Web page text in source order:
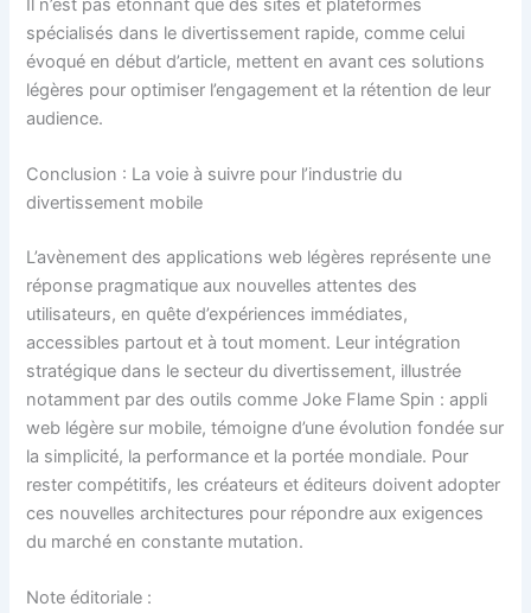
Il n’est pas étonnant que des sites et plateformes
spécialisés dans le divertissement rapide, comme celui
évoqué en début d’article, mettent en avant ces solutions
légères pour optimiser l’engagement et la rétention de leur
audience.
Conclusion : La voie à suivre pour l’industrie du
divertissement mobile
L’avènement des applications web légères représente une
réponse pragmatique aux nouvelles attentes des
utilisateurs, en quête d’expériences immédiates,
accessibles partout et à tout moment. Leur intégration
stratégique dans le secteur du divertissement, illustrée
notamment par des outils comme Joke Flame Spin : appli
web légère sur mobile, témoigne d’une évolution fondée sur
la simplicité, la performance et la portée mondiale. Pour
rester compétitifs, les créateurs et éditeurs doivent adopter
ces nouvelles architectures pour répondre aux exigences
du marché en constante mutation.
Note éditoriale :